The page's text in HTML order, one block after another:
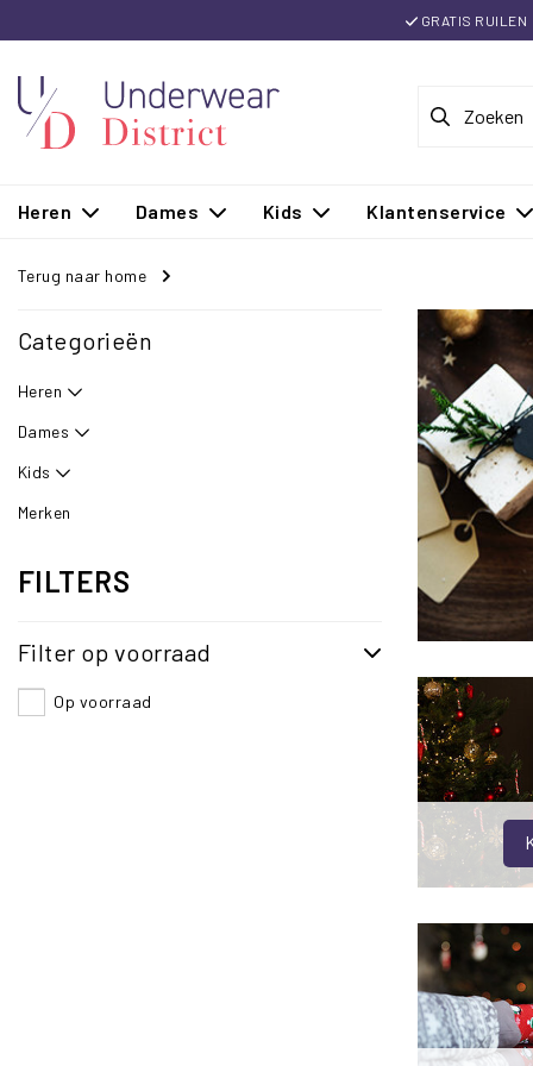
GRATIS RUILEN
Heren Dames Kids Klantenservice
Terug naar home
Categorieën
Heren
Dames
Kids
Merken
FILTERS
Filter op voorraad
Op voorraad